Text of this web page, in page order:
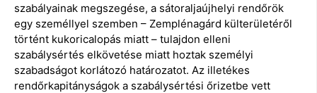
szabályainak megszegése, a sátoraljaújhelyi rendőrök
egy személlyel szemben – Zemplénagárd külterületéről
történt kukoricalopás miatt – tulajdon elleni
szabálysértés elkövetése miatt hoztak személyi
szabadságot korlátozó határozatot. Az illetékes
rendőrkapitányságok a szabálysértési őrizetbe vett